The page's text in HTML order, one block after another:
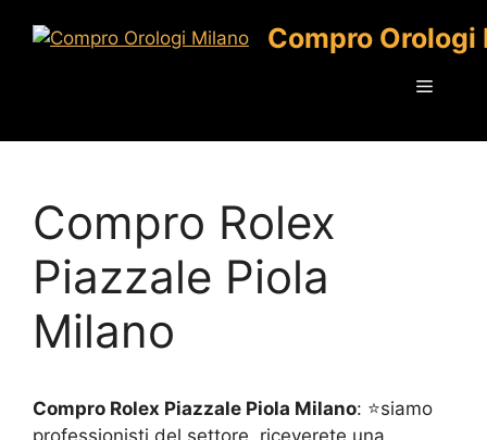
Compro Orologi
Menu
Compro Rolex
Piazzale Piola
Milano
Compro Rolex Piazzale Piola Milano: ⭐siamo
professionisti del settore, riceverete una